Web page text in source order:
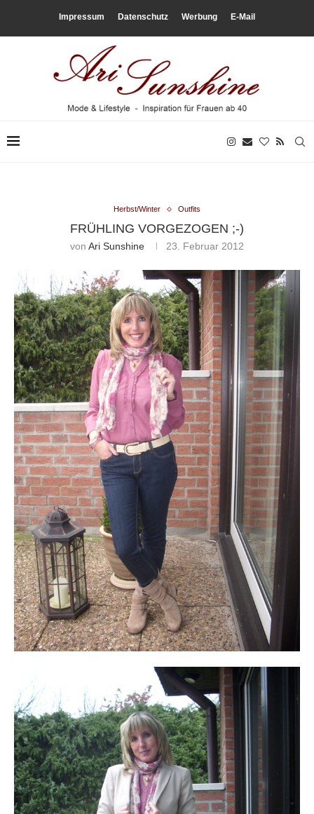
Impressum Datenschutz Werbung E-Mail
Herbst/Winter Outfits
FRÜHLING VORGEZOGEN ;-)
von Ari Sunshine 23. Februar 2012